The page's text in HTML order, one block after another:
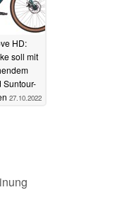
HD:
soll mit
Suntour-
27.10.2022